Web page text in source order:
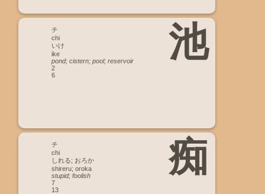
池
チ
chi
いけ
ike
pond; cistern; pool; reservoir
2
6
痴
チ
chi
しれる; おろか
shireru; oroka
stupid; foolish
7
13